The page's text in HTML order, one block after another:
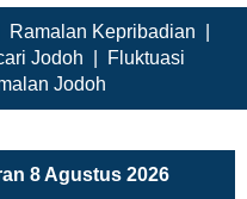
Ramalan Kepribadian
Jodoh
Fluktuasi
Jodoh
8 Agustus 2026